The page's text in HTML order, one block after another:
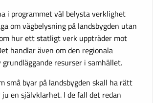
i programmet väl belysta verklighet
om vägbelysning på landsbygden utan
hur ett statligt verk uppträder mot
handlar även om den regionala
resurser i samhället.
små byar på landsbygden skall ha rätt
en självklarhet. I de fall det redan